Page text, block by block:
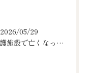
2026/05/29
介護施設で亡くなった後の荷物整理